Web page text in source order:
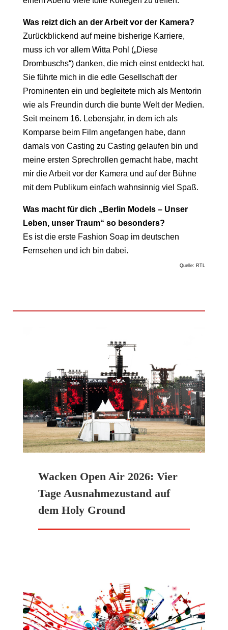
Was reizt dich an der Arbeit vor der Kamera?
Zurückblickend auf meine bisherige Karriere,
muss ich vor allem Witta Pohl („Diese
Drombuschs“) danken, die mich einst entdeckt hat.
Sie führte mich in die edle Gesellschaft der
Prominenten ein und begleitete mich als Mentorin
wie als Freundin durch die bunte Welt der Medien.
Seit meinem 16. Lebensjahr, in dem ich als
Komparse beim Film angefangen habe, dann
damals von Casting zu Casting gelaufen bin und
meine ersten Sprechrollen gemacht habe, macht
mir die Arbeit vor der Kamera und auf der Bühne
mit dem Publikum einfach wahnsinnig viel Spaß.
Was macht für dich „Berlin Models – Unser
Leben, unser Traum“ so besonders?
Es ist die erste Fashion Soap im deutschen
Fernsehen und ich bin dabei.
Quelle: RTL
Wacken Open Air 2026: Vier
Tage Ausnahmezustand auf
dem Holy Ground